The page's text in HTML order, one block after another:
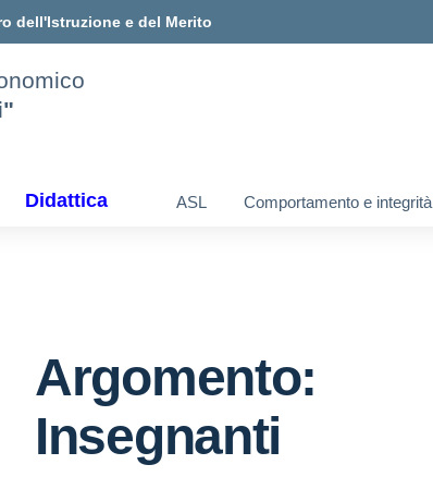
dell'Istruzione e del Merito
Didattica ASL Comportamento e integrità
Argomento:
Insegnanti